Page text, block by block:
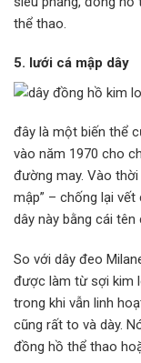
thể thao.
5. lưới cá mập dây
đây là một biến thể
vào năm 1970 cho
đường may. Vào
mập” – chống lại
dây này bằng cái
So với dây đeo
được làm từ sợi kim
trong khi vẫn linh
cũng rất to và dày.
đồng hồ thể thao